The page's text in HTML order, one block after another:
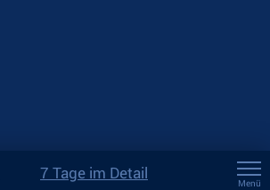
7 Tage im Detail
Menü